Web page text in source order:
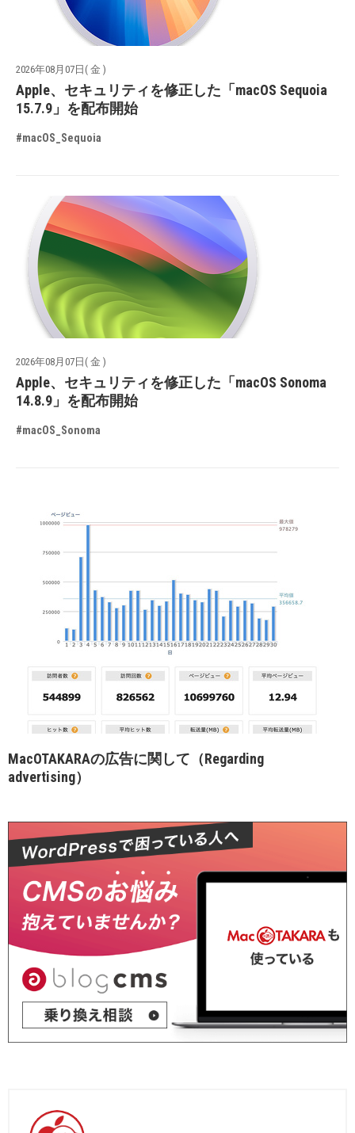
2026年08月07日( 金 )
Apple、セキュリティを修正した「macOS Sequoia
15.7.9」を配布開始
#macOS_Sequoia
2026年08月07日( 金 )
Apple、セキュリティを修正した「macOS Sonoma
14.8.9」を配布開始
#macOS_Sonoma
MacOTAKARAの広告に関して（Regarding
advertising）